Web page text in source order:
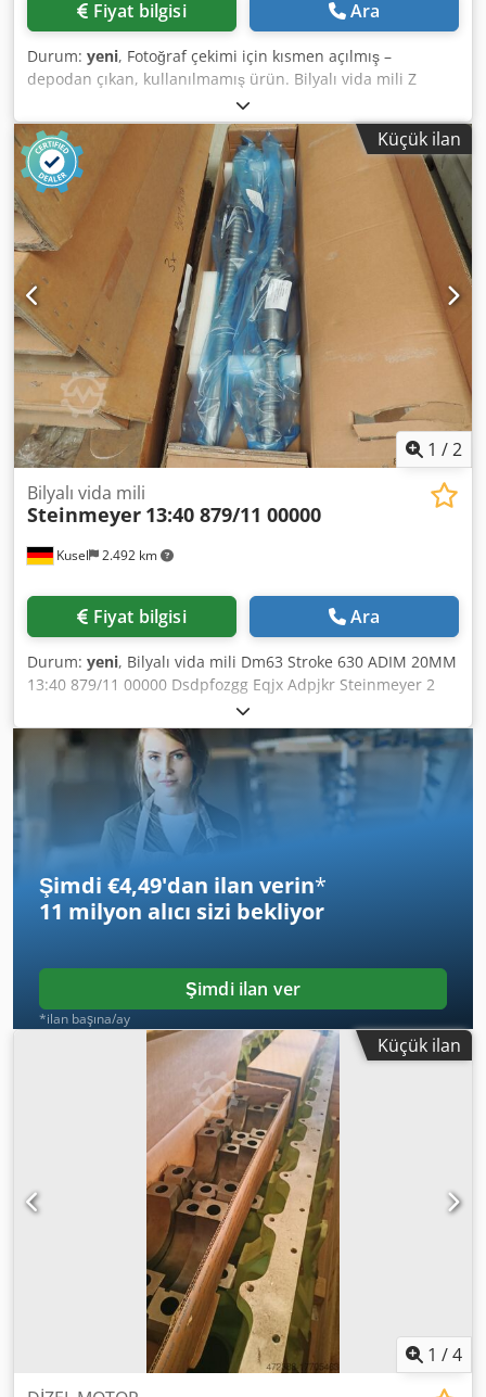
Fiyat bilgisi Ara
Durum: yeni, Fotoğraf çekimi için kısmen açılmış –
depodan çıkan, kullanılmamış ürün. Bilyalı vida mili Z
ekseni eski SAP 13000024209 Dodpfxszh Auwe Adpskr
13:40 551/11 00000 STEINMEYER
Küçük ilan
1 /2
Kusel 2.492 km
Bilyalı vida mili
Steinmeyer 13:40 879/11 00000
Fiyat bilgisi Ara
Durum: yeni, Bilyalı vida mili Dm63 Stroke 630 ADIM 20MM
13:40 879/11 00000 Dsdpfozgg Eqjx Adpjkr Steinmeyer 2
adet mevcut "Fotoğraf çekimi için kısmen ambalajı açılmış
– depodan çıkartılan, kullanılmamış ürün"
Şimdi €4,49'dan ilan verin*
11 milyon alıcı sizi bekliyor
Şimdi ilan ver
*ilan başına/ay
Küçük ilan
1 /4